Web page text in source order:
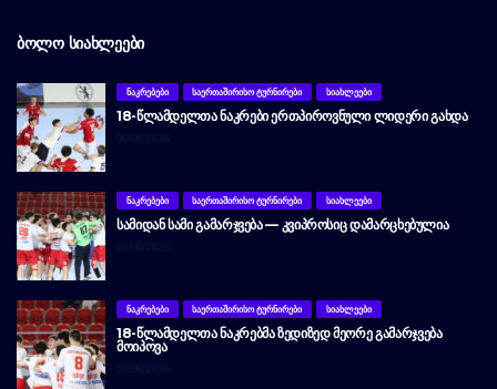
ᲑᲝᲚᲝ ᲡᲘᲐᲮᲚᲔᲔᲑᲘ
ᲜᲐᲙᲠᲔᲑᲔᲑᲘ ᲡᲐᲔᲠᲗᲐᲨᲘᲠᲘᲡᲝ ᲢᲣᲠᲜᲘᲠᲔᲑᲘ ᲡᲘᲐᲮᲚᲔᲔᲑᲘ
18-ᲬᲚᲐᲛᲓᲔᲚᲗᲐ ᲜᲐᲙᲠᲔᲑᲘ ᲔᲠᲗᲞᲘᲠᲝᲕᲜᲣᲚᲘ ᲚᲘᲓᲔᲠᲘ ᲒᲐᲮᲓᲐ
06/08/2026
ᲜᲐᲙᲠᲔᲑᲔᲑᲘ ᲡᲐᲔᲠᲗᲐᲨᲘᲠᲘᲡᲝ ᲢᲣᲠᲜᲘᲠᲔᲑᲘ ᲡᲘᲐᲮᲚᲔᲔᲑᲘ
ᲡᲐᲛᲘᲓᲐᲜ ᲡᲐᲛᲘ ᲒᲐᲛᲐᲠᲯᲕᲔᲑᲐ — ᲙᲕᲘᲞᲠᲝᲡᲘᲪ ᲓᲐᲛᲐᲠᲪᲮᲔᲑᲣᲚᲘᲐ
05/08/2026
ᲜᲐᲙᲠᲔᲑᲔᲑᲘ ᲡᲐᲔᲠᲗᲐᲨᲘᲠᲘᲡᲝ ᲢᲣᲠᲜᲘᲠᲔᲑᲘ ᲡᲘᲐᲮᲚᲔᲔᲑᲘ
18-ᲬᲚᲐᲛᲓᲔᲚᲗᲐ ᲜᲐᲙᲠᲔᲑᲛᲐ ᲖᲔᲓᲘᲖᲔᲓ ᲛᲔᲝᲠᲔ ᲒᲐᲛᲐᲠᲯᲕᲔᲑᲐ
ᲛᲝᲘᲞᲝᲕᲐ
03/08/2026